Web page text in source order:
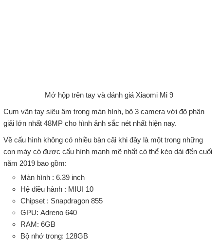
Mở hộp trên tay và đánh giá Xiaomi Mi 9
Cụm vân tay siêu âm trong màn hình, bộ 3 camera với độ phân
giải lớn nhất 48MP cho hình ảnh sắc nét nhất hiện nay.
Về cấu hình không có nhiều bàn cãi khi đây là một trong những
con máy có được cấu hình mạnh mẽ nhất có thể kéo dài đến cuối
năm 2019 bao gồm:
Màn hình : 6.39 inch
Hệ điều hành : MIUI 10
Chipset : Snapdragon 855
GPU: Adreno 640
RAM: 6GB
Bộ nhớ trong: 128GB